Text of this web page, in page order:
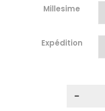
Millesime
Expédition